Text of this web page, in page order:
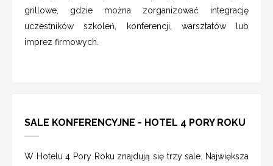
grillowe, gdzie można zorganizować integrację
uczestników szkoleń, konferencji, warsztatów lub
imprez firmowych.
SALE KONFERENCYJNE - HOTEL 4 PORY ROKU
W Hotelu 4 Pory Roku znajdują się trzy sale. Największa